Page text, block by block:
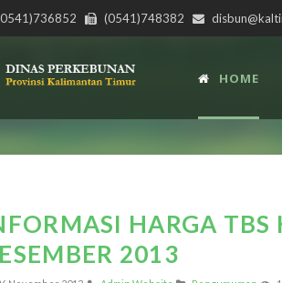
(0541)748382
HOME
HARGA
2013